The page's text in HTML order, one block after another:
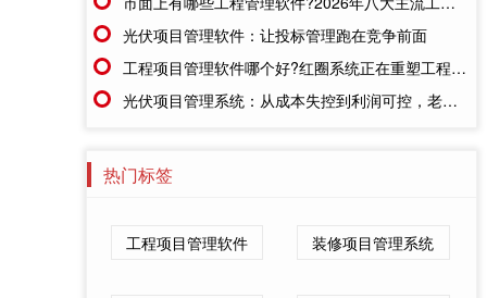
光伏项目管理软件：让投标管理跑在竞争前面
工程项目管理软件哪个好?红圈系统正在重塑工程企业的"数字大脑"
光伏项目管理系统：从成本失控到利润可控，老板只需做对一步
热门标签
工程项目管理软件 装修项目管理系统